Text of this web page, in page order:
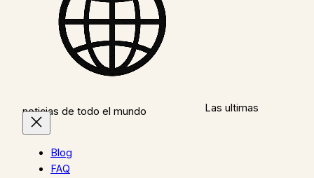
Las ultimas
noticias de todo el mundo
Blog
FAQ